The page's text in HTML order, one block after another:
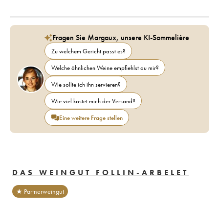
Fragen Sie Margaux, unsere KI-Sommelière
Zu welchem Gericht passt es?
Welche ähnlichen Weine empfiehlst du mir?
Wie sollte ich ihn servieren?
Wie viel kostet mich der Versand?
Eine weitere Frage stellen
DAS WEINGUT FOLLIN-ARBELET
★ Partnerweingut